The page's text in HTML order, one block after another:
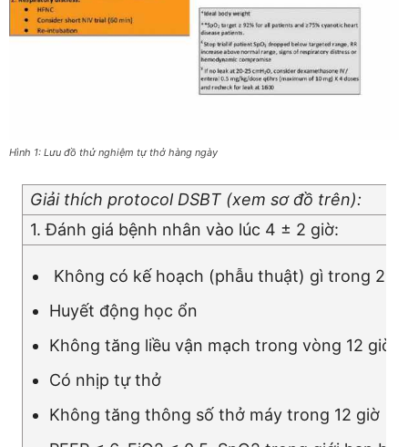
Hình 1: Lưu đồ thử nghiệm tự thở hàng ngày
Giải thích protocol DSBT (xem sơ đồ trên):
1. Đánh giá bệnh nhân vào lúc 4 ± 2 giờ:
Không có kế hoạch (phẫu thuật) gì trong 24
Huyết động học ổn
Không tăng liều vận mạch trong vòng 12 giờ
Có nhịp tự thở
Không tăng thông số thở máy trong 12 giờ